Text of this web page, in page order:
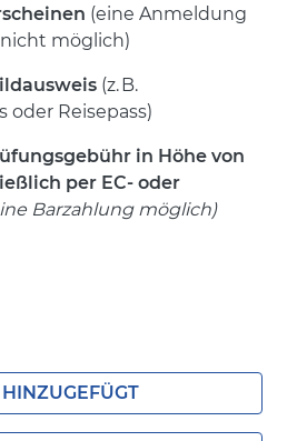
(eine Anmeldung
möglich)
(z. B.
oder Reisepass)
in Höhe von
ßlich per EC- oder
Barzahlung möglich)